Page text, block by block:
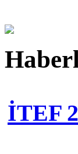
İTEF